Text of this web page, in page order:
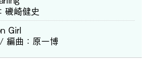
磯崎健史
Girl
編曲
原一博